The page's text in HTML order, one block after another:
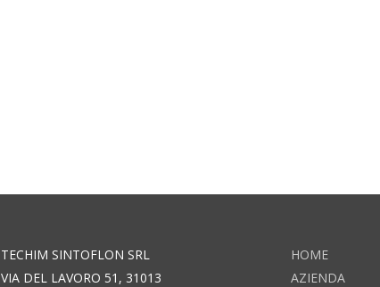
TECHIM SINTOFLON SRL
VIA DEL LAVORO 51, 31013
HOME
AZIENDA